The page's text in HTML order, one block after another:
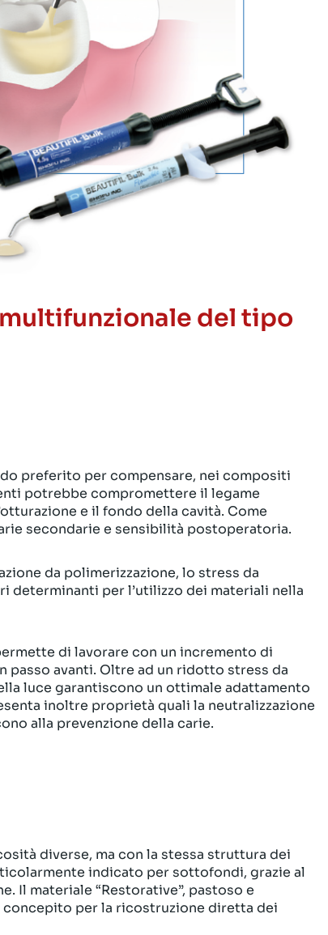
del tipo
preferito per compensare, nei compositi
potrebbe compromettere il legame
e il fondo della cavità. Come
secondarie e sensibilità postoperatoria.
da polimerizzazione, lo stress da
per l’utilizzo dei materiali nella
di lavorare con un incremento di
passo avanti. Oltre ad un ridotto stress da
luce garantiscono un ottimale adattamento
inoltre proprietà quali la neutralizzazione
alla prevenzione della carie.
diverse, ma con la stessa struttura dei
indicato per sottofondi, grazie al
Il materiale “Restorative”, pastoso e
per la ricostruzione diretta dei